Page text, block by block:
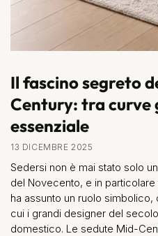
Il fascino segreto
Century: tra curve
essenziale
13 DICEMBRE 2025
Sedersi non è mai stato solo
del Novecento, e in particolare
ha assunto un ruolo
cui i grandi designer del
domestico. Le sedute Mid-